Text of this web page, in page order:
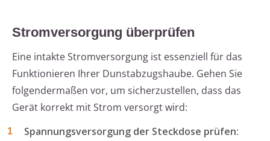
Stromversorgung überprüfen
Eine intakte Stromversorgung ist essenziell für das
Funktionieren Ihrer Dunstabzugshaube. Gehen Sie
folgendermaßen vor, um sicherzustellen, dass das
Gerät korrekt mit Strom versorgt wird:
Spannungsversorgung der Steckdose prüfen: